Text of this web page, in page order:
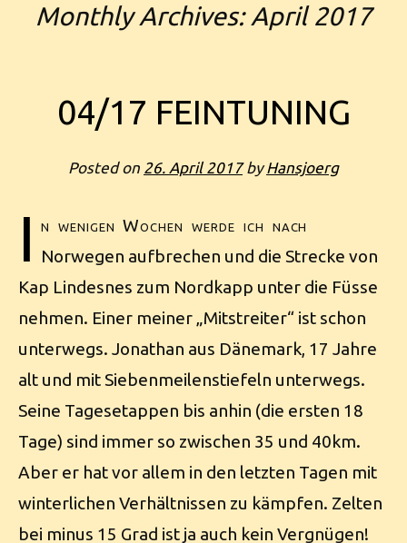
Monthly Archives:April 2017
04/17 FEINTUNING
Posted on 26. April 2017byHansjoerg
I n wenigen Wochen werde ich nach
Norwegen aufbrechen und die Strecke von
Kap Lindesnes zum Nordkapp unter die Füsse
nehmen. Einer meiner „Mitstreiter“ ist schon
unterwegs. Jonathan aus Dänemark, 17 Jahre
alt und mit Siebenmeilenstiefeln unterwegs.
Seine Tagesetappen bis anhin (die ersten 18
Tage) sind immer so zwischen 35 und 40km.
Aber er hat vor allem in den letzten Tagen mit
winterlichen Verhältnissen zu kämpfen. Zelten
bei minus 15 Grad ist ja auch kein Vergnügen!